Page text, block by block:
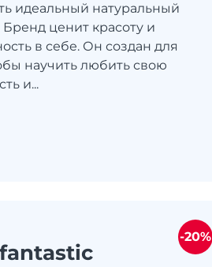
идеальный натуральный
ценит красоту и
в себе. Он создан для
научить любить свою
и...
-20%